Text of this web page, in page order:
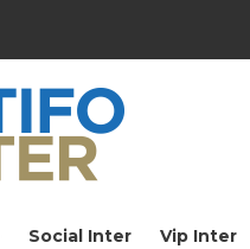
Social Inter Vip Inter